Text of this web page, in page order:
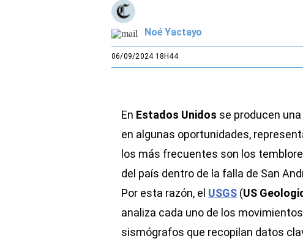
Noé Yactayo
06/09/2024 18H44
En Estados Unidos se producen
en algunas oportunidades,
los más frecuentes son los
del país dentro de la falla de San
Por esta razón, el USGS (US
analiza cada uno de los
sismógrafos que recopilan datos